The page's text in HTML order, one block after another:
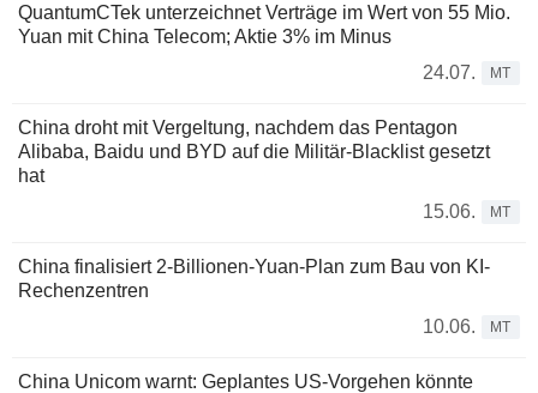
QuantumCTek unterzeichnet Verträge im Wert von 55 Mio.
Yuan mit China Telecom; Aktie 3% im Minus
24.07.
MT
China droht mit Vergeltung, nachdem das Pentagon
Alibaba, Baidu und BYD auf die Militär-Blacklist gesetzt
hat
15.06.
MT
China finalisiert 2-Billionen-Yuan-Plan zum Bau von KI-
Rechenzentren
10.06.
MT
China Unicom warnt: Geplantes US-Vorgehen könnte